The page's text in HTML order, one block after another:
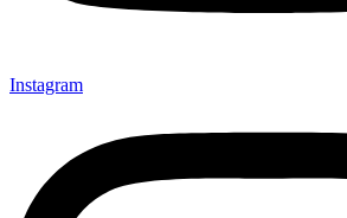
Instagram